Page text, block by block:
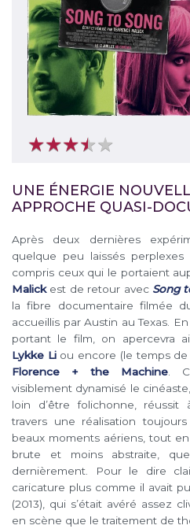
★★★★★
★★★★★
UNE ÉNERGIE
APPROCHE QUASI-
Après deux dernières
quelque peu laissés
compris ceux qui le portaient
Malickest de retour avec Song
la fibre documentaire filmée
accueillis par Austin au Texas.
portant le film, on apercevra
Lykke Liou encore (le temps de
Florence + the Machine.
visiblement dynamisé le
loin d’être folichonne,
travers une réalisation
beaux moments aériens, tout
brute et moins abstraite,
dernièrement. Pour le dire
caricature plus comme il avait
(2013), qui s’était avéré assez
en scène que le traitement de